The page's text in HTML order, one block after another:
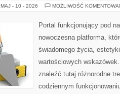
MAJ - 10 - 2026 MOŻLIWOŚĆ
Portal funkcjonujący pod
nowoczesna platforma,
świadomego życia,
wartościowych
znaleźć tutaj różnorodne
codziennym